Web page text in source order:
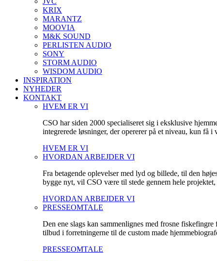
KRIX
MARANTZ
MOOVIA
M&K SOUND
PERLISTEN AUDIO
SONY
STORM AUDIO
WISDOM AUDIO
INSPIRATION
NYHEDER
KONTAKT
HVEM ER VI
CSO har siden 2000 specialiseret sig i eksklusive
integrerede løsninger, der opererer på et niveau, kun få i
HVEM ER VI
HVORDAN ARBEJDER VI
Fra betagende oplevelser med lyd og billede, til den
bygge nyt, vil CSO være til stede gennem hele
HVORDAN ARBEJDER VI
PRESSEOMTALE
Den ene slags kan sammenlignes med frosne
tilbud i forretningerne til de custom made
PRESSEOMTALE